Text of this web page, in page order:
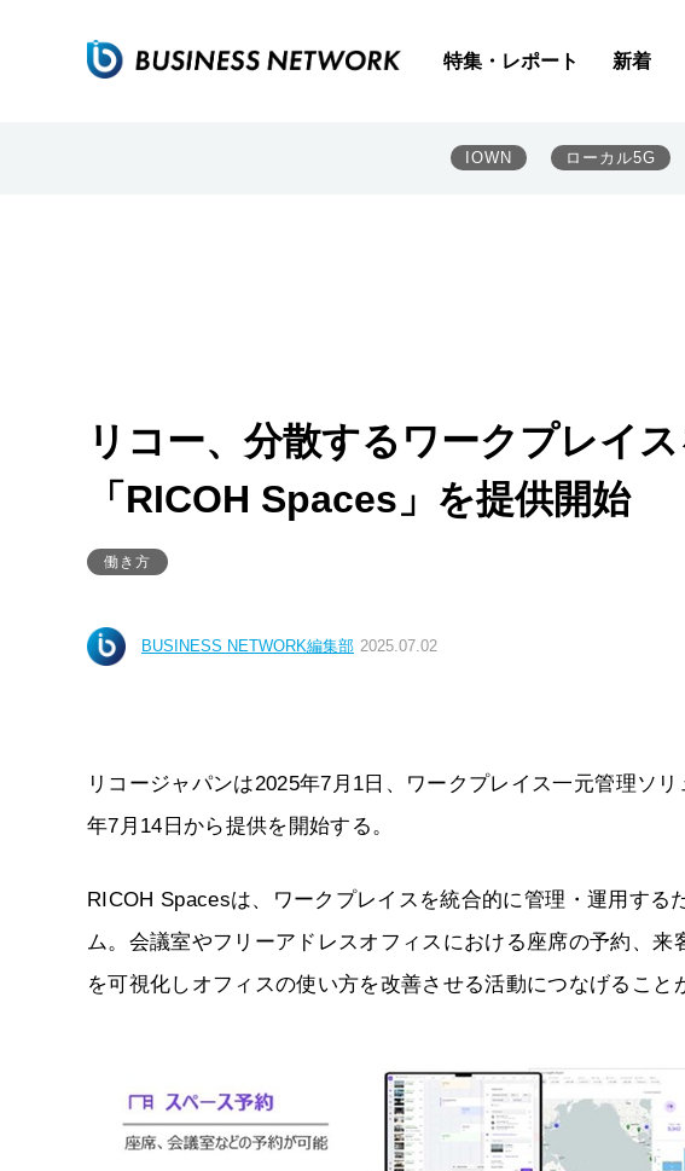
特集・レポート 新着
IOWN ローカル5G
リコー、分散するワークプレイ
「RICOH Spaces」を提供開始
働き方
BUSINESS NETWORK編集部 2025.07.02
リコージャパンは2025年7月1日、ワークプレイス一元管理ソ
年7月14日から提供を開始する。
RICOH Spacesは、ワークプレイスを統合的に管理・運用する
ム。会議室やフリーアドレスオフィスにおける座席の予約、
を可視化しオフィスの使い方を改善させる活動につなげること